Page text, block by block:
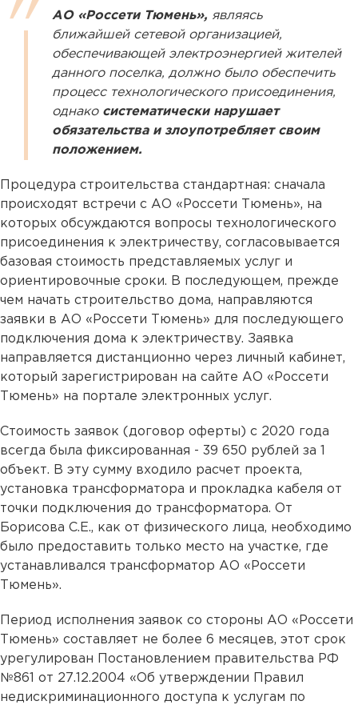
АО «Россети Тюмень», являясь
ближайшей сетевой организацией,
обеспечивающей электроэнергией жителей
данного поселка, должно было обеспечить
процесс технологического присоединения,
однако систематически нарушает
обязательства и злоупотребляет своим
положением.
Процедура строительства стандартная: сначала
происходят встречи с АО «Россети Тюмень», на
которых обсуждаются вопросы технологического
присоединения к электричеству, согласовывается
базовая стоимость представляемых услуг и
ориентировочные сроки. В последующем, прежде
чем начать строительство дома, направляются
заявки в АО «Россети Тюмень» для последующего
подключения дома к электричеству. Заявка
направляется дистанционно через личный кабинет,
который зарегистрирован на сайте АО «Россети
Тюмень» на портале электронных услуг.
Стоимость заявок (договор оферты) с 2020 года
всегда была фиксированная - 39 650 рублей за 1
объект. В эту сумму входило расчет проекта,
установка трансформатора и прокладка кабеля от
точки подключения до трансформатора. От
Борисова С.Е., как от физического лица, необходимо
было предоставить только место на участке, где
устанавливался трансформатор АО «Россети
Тюмень».
Период исполнения заявок со стороны АО «Россети
Тюмень» составляет не более 6 месяцев, этот срок
урегулирован Постановлением правительства РФ
№861 от 27.12.2004 «Об утверждении Правил
недискриминационного доступа к услугам по